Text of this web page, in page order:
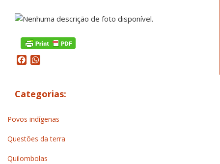
Facebook
Categorias:
Povos indígenas
Questões da terra
Quilombolas